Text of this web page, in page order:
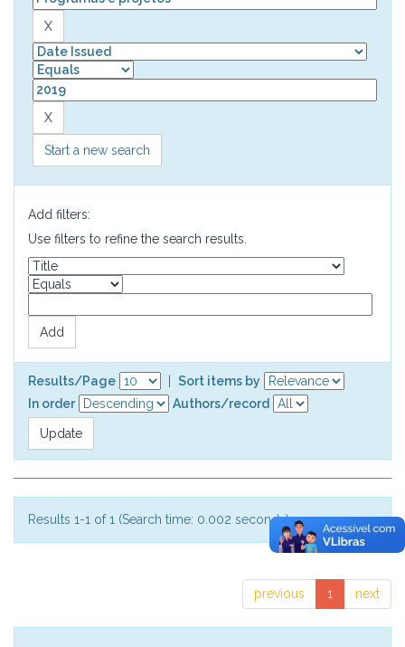
Start a new search
Add filters:
Use filters to refine the search results.
Results/Page
Sort items by
In order
Authors/record
Results 1-1 of 1 (Search time: 0.002 seconds).
previous 1 next